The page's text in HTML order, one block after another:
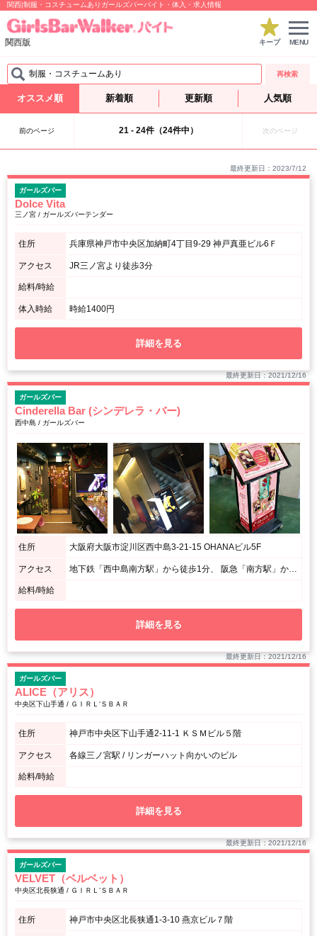
関西|制服・コスチュームありガールズバーバイト・体入・求人情報
関西版 キープ MENU
制服・コスチュームあり 再検索
オススメ順 新着順 更新順 人気順
前のページ 21 - 24件（24件中） 次のページ
最終更新日：2023/7/12
ガールズバー
Dolce Vita
三ノ宮 / ガールズバーテンダー
住所 兵庫県神戸市中央区加納町4丁目9-29 神戸真亜ビル6Ｆ
アクセス JR三ノ宮より徒歩3分
給料/時給
体入時給 時給1400円
詳細を見る
最終更新日：2021/12/16
ガールズバー
Cinderella Bar (シンデレラ・バー)
西中島 / ガールズバー
住所 大阪府大阪市淀川区西中島3-21-15 OHANAビル5F
アクセス 地下鉄「西中島南方駅」から徒歩1分、 阪急「南方駅」から徒歩3分、 JR・地下鉄「新大阪駅」から徒歩8分
給料/時給
詳細を見る
最終更新日：2021/12/16
ガールズバー
ALICE（アリス）
中央区下山手通 / ＧＩＲＬ‘ＳＢＡＲ
住所 神戸市中央区下山手通2-11-1 ＫＳＭビル５階
アクセス 各線三ノ宮駅 / リンガーハット向かいのビル
給料/時給
詳細を見る
最終更新日：2021/12/16
ガールズバー
VELVET（ベルベット）
中央区北長狭通 / ＧＩＲＬ’ＳＢＡＲ
住所 神戸市中央区北長狭通1-3-10 燕京ビル７階